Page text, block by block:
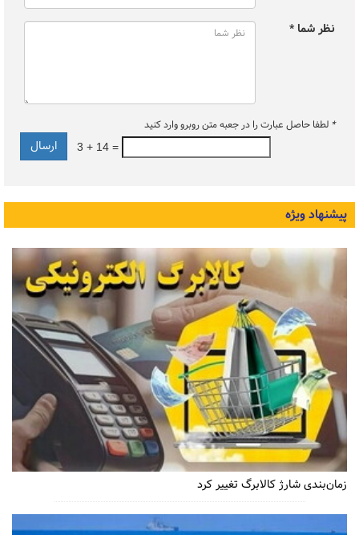
نظر شما *
* لطفا حاصل عبارت را در جعبه متن روبرو وارد کنید
3 + 14 =
پیشنهاد ویژه
زمان‌بندی شارژ کالابرگ تغییر کرد